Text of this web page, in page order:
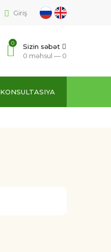
Giriş
0
Sizin səbət
0 məhsul — 0
KONSULTASIYA